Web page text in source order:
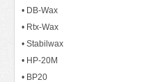
• DB-Wax
• Rtx-Wax
• Stabilwax
• HP-20M
• BP20